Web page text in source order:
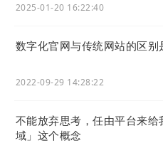
此外，海屿恋可以将婚礼
转换为数字形式。如文案
2025-01-20 16:22:40
数字化官网与传统网站的区别
2022-09-29 14:28:22
不能放弃思考，任由平台来给
域」这个概念